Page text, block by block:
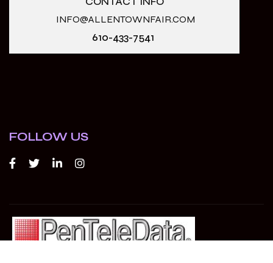
INFO@ALLENTOWNFAIR.COM
610-433-7541
FOLLOW US